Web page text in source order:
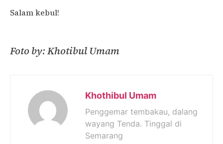
Salam kebul!
Foto by: Khotibul Umam
Khothibul Umam
Penggemar tembakau, dalang
wayang Tenda. Tinggal di
Semarang